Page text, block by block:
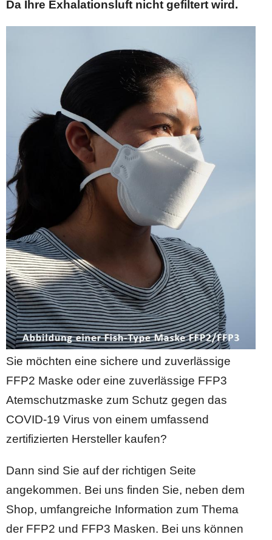
Da Ihre Exhalationsluft nicht gefiltert wird.
Sie möchten eine sichere und zuverlässige
FFP2 Maske oder eine zuverlässige FFP3
Atemschutzmaske zum Schutz gegen das
COVID-19 Virus von einem umfassend
zertifizierten Hersteller kaufen?
Dann sind Sie auf der richtigen Seite
angekommen. Bei uns finden Sie, neben dem
Shop, umfangreiche Information zum Thema
der FFP2 und FFP3 Masken. Bei uns können